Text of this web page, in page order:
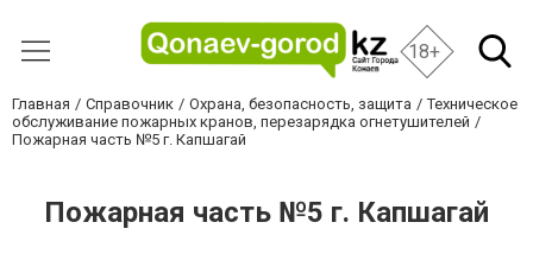
18+
Главная Справочник Охрана, безопасность, защита
Техническое
обслуживание пожарных кранов, перезарядка огнетушителей
Пожарная часть №5 г. Капшагай
Пожарная часть №5 г. Капшагай